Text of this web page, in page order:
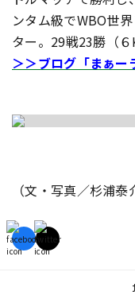
ンタム級でWBO世
ター。29戦23勝（６
＞＞ブログ「まぁー
（文・写真／杉浦泰